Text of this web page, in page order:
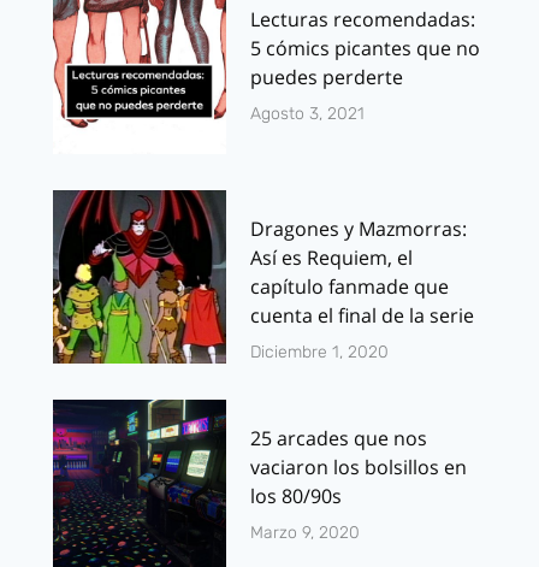
Lecturas recomendadas:
5 cómics picantes que no
puedes perderte
Agosto 3, 2021
Dragones y Mazmorras:
Así es Requiem, el
capítulo fanmade que
cuenta el final de la serie
Diciembre 1, 2020
25 arcades que nos
vaciaron los bolsillos en
los 80/90s
Marzo 9, 2020